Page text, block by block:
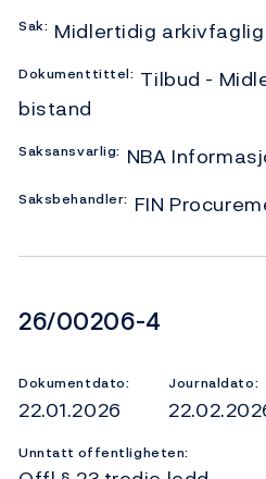
Sak: Midlertidig
Dokumenttittel: Tilbud -
bistand
Saksansvarlig: NBA
Saksbehandler: FIN
Dokumentnummer
26/00206-4
Dokumentdato:
22.01.2026
Journaldato:
Unntatt offentligheten: